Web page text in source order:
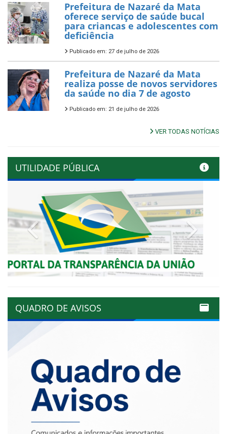
Prefeitura de Nazaré da Mata
oferece serviço de saúde bucal
para criancas e adolescentes com
deficiência
Publicado em: 27 de julho de 2026
Prefeitura de Nazaré da Mata
realiza posse de novos servidores
da saúde no dia 7 de agosto
Publicado em: 21 de julho de 2026
VER TODAS NOTÍCIAS
UTILIDADE PÚBLICA
Previous
QUADRO DE AVISOS